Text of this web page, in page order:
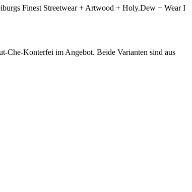
Finest Streetwear + Artwood + Holy.Dew + Wear I
Che-Konterfei im Angebot. Beide Varianten sind aus